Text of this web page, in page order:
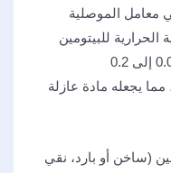
معامل الموصلية
الحرارية للبيتومين
) يتراوح عادة بين 0.07 إلى 0.2
يجعله مادة عازلة
(ساخن أو بارد، نقي